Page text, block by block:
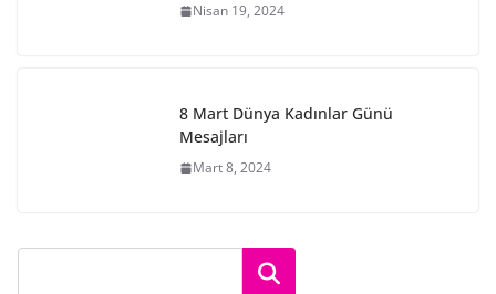
Nisan 19, 2024
8 Mart Dünya Kadınlar Günü
Mesajları
Mart 8, 2024
Ara